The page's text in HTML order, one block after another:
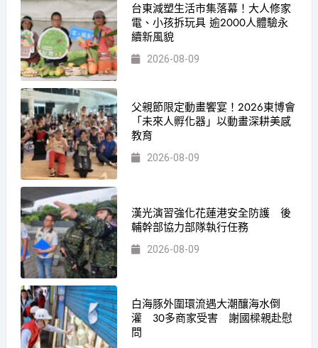
台東減塑生活市集落幕！大人修家
電、小孩拆玩具 逾2000人體驗永
續新風貌
2026-08-09
父親節限定動畫饗宴！2026東博會
「未來人孵化器」以動畫深耕美感
教育
2026-08-09
漢光演習強化花蓮港安全防護 後
輔幹部協力部隊執行任務
2026-08-09
白海豚外圍環流遇大潮釀海水倒
灌 30多商家受害 謝國樑親赴慰
問